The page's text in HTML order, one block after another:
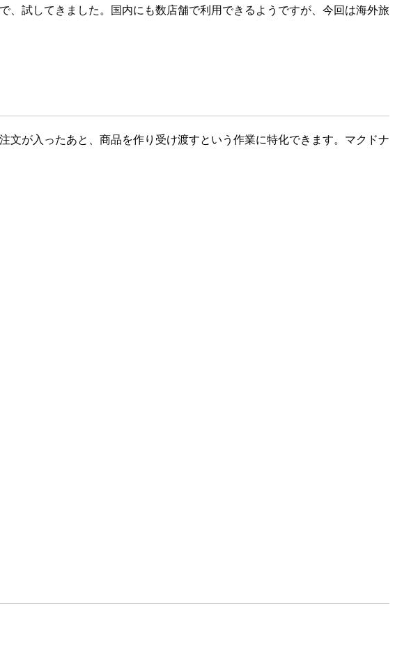
試してきました。国内にも数店舗で利用できるようですが、今回は海外旅
が入ったあと、商品を作り受け渡すという作業に特化できます。マクドナ